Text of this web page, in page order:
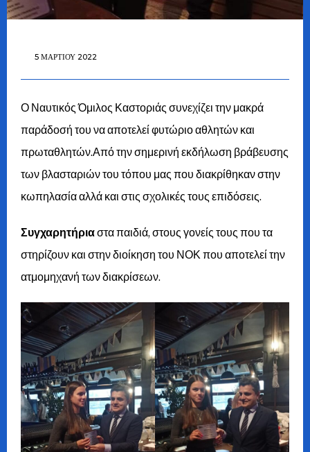
5 ΜΑΡΤΊΟΥ 2022
Ο Ναυτικός Όμιλος Καστοριάς συνεχίζει την μακρά
παράδοσή του να αποτελεί φυτώριο αθλητών και
πρωταθλητών.Από την σημερινή εκδήλωση βράβευσης
των βλασταριών του τόπου μας που διακρίθηκαν στην
κωπηλασία αλλά και στις σχολικές τους επιδόσεις.
Συγχαρητήριαστα παιδιά, στους γονείς τους που τα
στηρίζουν και στην διοίκηση του ΝΟΚ που αποτελεί την
ατμομηχανή των διακρίσεων.